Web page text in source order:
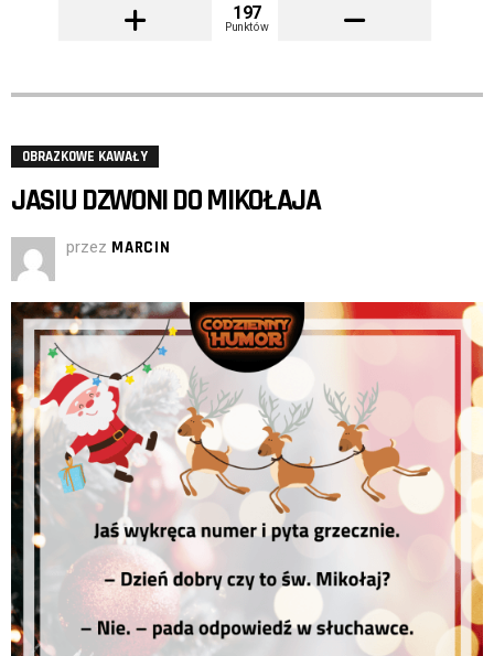
197
Punktów
OBRAZKOWE KAWAŁY
JASIU DZWONI DO MIKOŁAJA
przez MARCIN